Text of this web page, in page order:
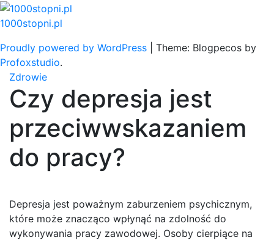
Skip
to
1000stopni.pl
Proudly powered by WordPress
Theme: Blogpecos by
Profoxstudio.
Zdrowie
Czy depresja jest
przeciwwskazaniem
do pracy?
Depresja jest poważnym zaburzeniem psychicznym,
które może znacząco wpłynąć na zdolność do
wykonywania pracy zawodowej. Osoby cierpiące na